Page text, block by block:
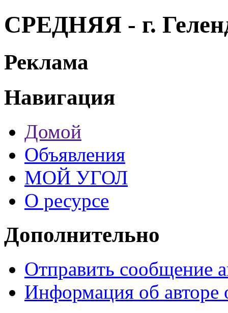
СРЕДНЯЯ - г.
Реклама
Навигация
Домой
Объявления
МОЙ УГОЛ
О ресурсе
Дополнительно
Отправить сообщение
Информация об авторе